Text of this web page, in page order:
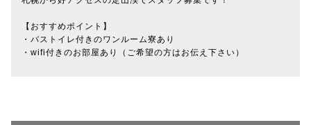
【おすすめポイント】
・バストイレ付きのワンルーム寮あり
・wifi付きのお部屋あり（ご希望の方はお伝え下さい）